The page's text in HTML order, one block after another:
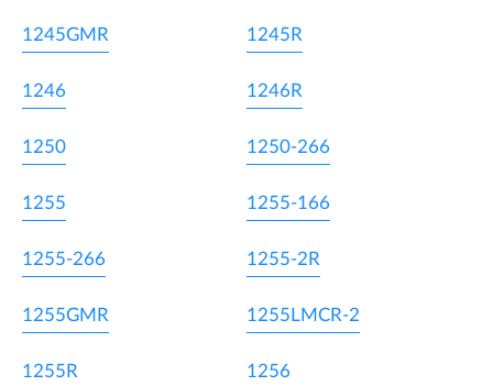
1245GMR 1245R
1246 1246R
1250 1250-266
1255 1255-166
1255-266 1255-2R
1255GMR 1255LMCR-2
1255R 1256